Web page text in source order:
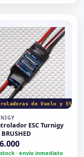
de Vuelo y ESC
ESC Turnigy
stock · envío inmediato